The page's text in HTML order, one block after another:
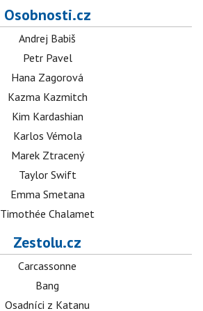
Osobnosti.cz
Andrej Babiš
Petr Pavel
Hana Zagorová
Kazma Kazmitch
Kim Kardashian
Karlos Vémola
Marek Ztracený
Taylor Swift
Emma Smetana
Timothée Chalamet
Zestolu.cz
Carcassonne
Bang
Osadníci z Katanu